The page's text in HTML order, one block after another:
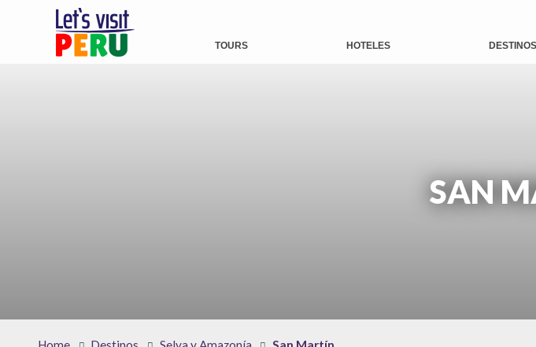
TOURS HOTELES DESTINOS
SAN